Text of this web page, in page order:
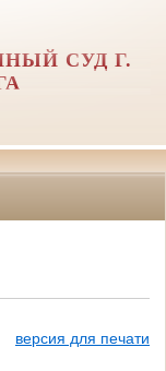
СУД Г.
версия для печати